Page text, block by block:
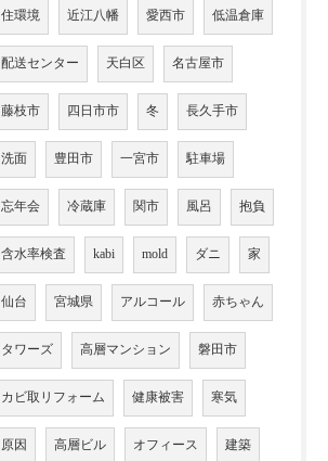
住環境 近江八幡 愛西市 低温倉庫
配送センター 天白区 名古屋市
藤枝市 四日市市 冬 長久手市
洗面 豊田市 一宮市 駐車場
忘年会 冷蔵庫 関市 風呂 抱負
含水率検査 kabi mold ダニ 家
仙台 宮城県 アルコール 赤ちゃん
タワーズ 高層マンション 磐田市
カビ取リフォーム 健康被害 寒気
原因 高層ビル オフィース 建築